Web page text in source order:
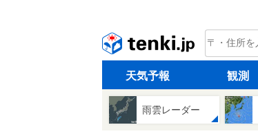
tenki.jp
天気予報 観測
雨雲レーダー